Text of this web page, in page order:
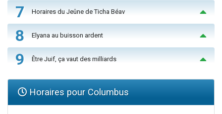
7 Horaires du Jeûne de Ticha Béav
8 Elyana au buisson ardent
9 Être Juif, ça vaut des milliards
Horaires pour Columbus